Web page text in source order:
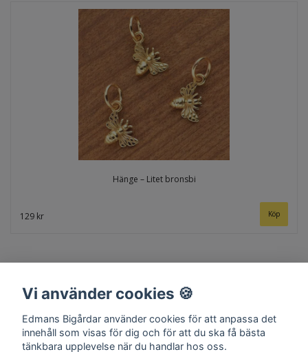
Hänge – Litet bronsbi
129 kr
Vi använder cookies 🍪
Edmans Bigårdar använder cookies för att anpassa det
innehåll som visas för dig och för att du ska få bästa
tänkbara upplevelse när du handlar hos oss.